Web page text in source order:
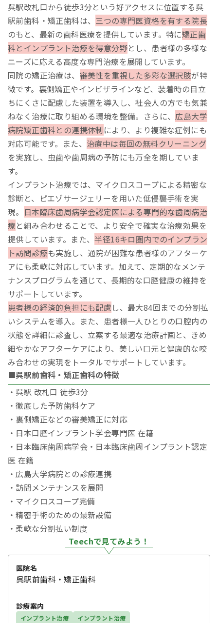
呉駅改札口から徒歩3分という好アクセスに位置する呉
駅前歯科・矯正歯科は、 三つの専門医資格を有する院長
のもと、最新の歯科医療を提供しています。特に矯正歯
科とインプラント治療を得意分野とし、患者様の多様な
ニーズに応える高度な専門治療を展開しています。
同院の矯正治療は、 審美性を重視した多彩な選択肢が特
徴です。裏側矯正やインビザラインなど、装着時の目立
ちにくさに配慮した装置を導入し、社会人の方でも気兼
ねなく治療に取り組める環境を整備。さらに、広島大学
病院矯正歯科との連携体制により、より複雑な症例にも
対応可能です。また、 治療中は毎回の無料クリーニング
を実施し、虫歯や歯周病の予防にも万全を期していま
す。
インプラント治療では、マイクロスコープによる精密な
診断と、ピエゾサージェリーを用いた低侵襲手術を実
現。 日本臨床歯周病学会認定医による専門的な歯周病治
療と組み合わせることで、より安全で確実な治療効果を
提供しています。また、半径16キロ圏内でのインプラン
ト訪問診療も実施し、通院が困難な患者様のアフターケ
アにも柔軟に対応しています。加えて、定期的なメンテ
ナンスプログラムを通じて、長期的な口腔健康の維持を
サポートしています。
患者様の経済的負担にも配慮 し、最大84回までの分割払
いシステムを導入。また、患者様一人ひとりの口腔内の
状態を詳細に診査し、立案する最適な治療計画と、きめ
細やかなアフターケアにより、美しい口元と健康的な咬
み合わせの実現をトータルでサポートしています。
■呉駅前歯科・矯正歯科の特徴
・呉駅 改札口 徒歩3分
・徹底した予防歯科ケア
・裏側矯正などの審美矯正に対応
・日本口腔インプラント学会専門医 在籍
・日本臨床歯周病学会・日本臨床歯周インプラント認定
医 在籍
・広島大学病院との診療連携
・訪問メンテナンスを展開
・マイクロスコープ完備
・精密手術のための最新設備
・柔軟な分割払い制度
Teechで見てみよう！
医院名
呉駅前歯科・矯正歯科
診療案内
インプラント治療 インプラント治療